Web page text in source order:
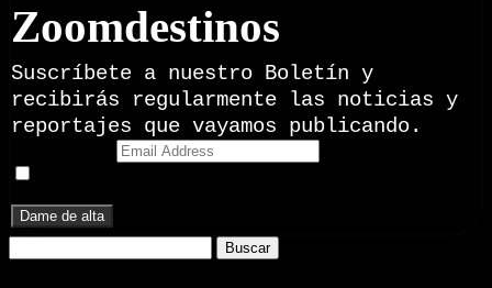
Zoomdestinos
Suscríbete a nuestro Boletín y
recibirás regularmente las noticias y
reportajes que vayamos publicando.